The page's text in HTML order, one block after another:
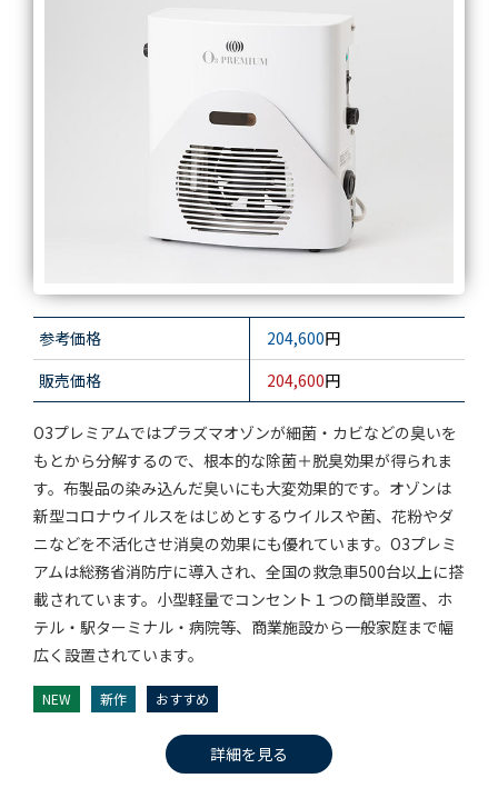
参考価格 204,600円
販売価格
204,600円
O3プレミアムではプラズマオゾンが細菌・カビなどの臭いを
もとから分解するので、根本的な除菌＋脱臭効果が得られま
す。布製品の染み込んだ臭いにも大変効果的です。オゾンは
新型コロナウイルスをはじめとするウイルスや菌、花粉やダ
ニなどを不活化させ消臭の効果にも優れています。O3プレミ
アムは総務省消防庁に導入され、全国の救急車500台以上に搭
載されています。小型軽量でコンセント１つの簡単設置、ホ
テル・駅ターミナル・病院等、商業施設から一般家庭まで幅
広く設置されています。
NEW 新作 おすすめ
詳細を見る